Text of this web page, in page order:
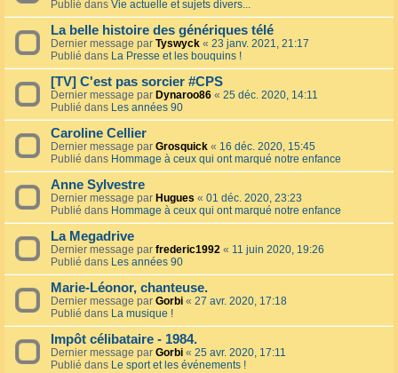
Publié dans Vie actuelle et sujets divers...
La belle histoire des génériques télé
Dernier message par Tyswyck « 23 janv. 2021, 21:17
Publié dans La Presse et les bouquins !
[TV] C'est pas sorcier #CPS
Dernier message par Dynaroo86 « 25 déc. 2020, 14:11
Publié dans Les années 90
Caroline Cellier
Dernier message par Grosquick « 16 déc. 2020, 15:45
Publié dans Hommage à ceux qui ont marqué notre enfance
Anne Sylvestre
Dernier message par Hugues « 01 déc. 2020, 23:23
Publié dans Hommage à ceux qui ont marqué notre enfance
La Megadrive
Dernier message par frederic1992 « 11 juin 2020, 19:26
Publié dans Les années 90
Marie-Léonor, chanteuse.
Dernier message par Gorbi « 27 avr. 2020, 17:18
Publié dans La musique !
Impôt célibataire - 1984.
Dernier message par Gorbi « 25 avr. 2020, 17:11
Publié dans Le sport et les événements !